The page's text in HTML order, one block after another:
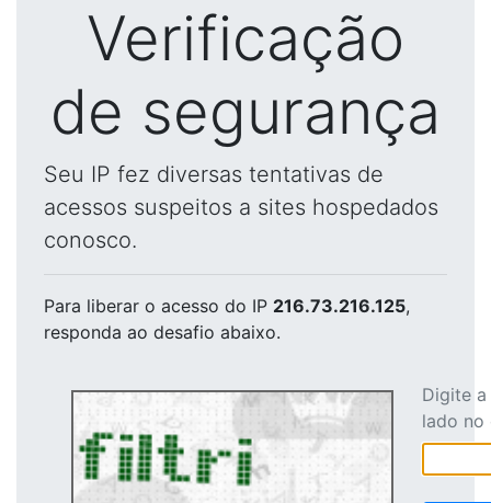
Verificação
de segurança
Seu IP fez diversas tentativas de
acessos suspeitos a sites hospedados
conosco.
Para liberar o acesso do IP 216.73.216.125,
responda ao desafio abaixo.
Digite
lado no